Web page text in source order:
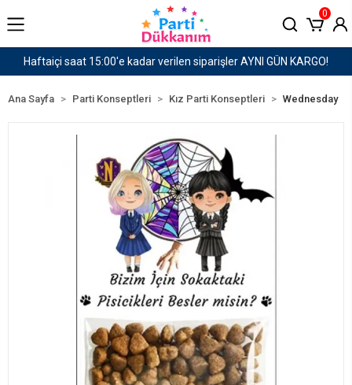
GÜN KARGO! 1500 TL ve Üzeri Kargo
0
Ana Sayfa Parti Konseptleri Kız Parti Konseptleri Wednesday